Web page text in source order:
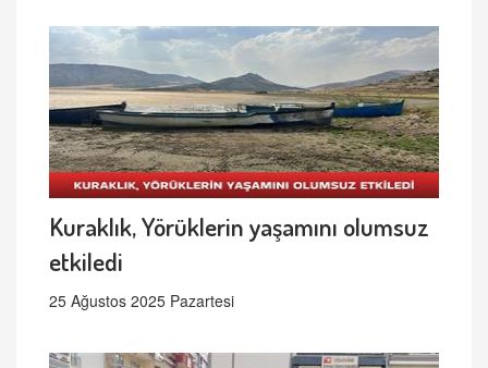
Kuraklık, Yörüklerin yaşamını olumsuz
etkiledi
25 Ağustos 2025 Pazartesi